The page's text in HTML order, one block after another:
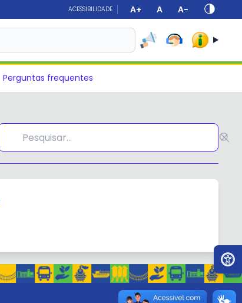
ACESSIBILIDADE A+ A A-
Perguntas frequentes
Ir